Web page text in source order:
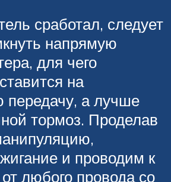
сработал, следует
напрямую
для чего
на
передачу, а лучше
тормоз. Проделав
и проводим к
от любого провода со